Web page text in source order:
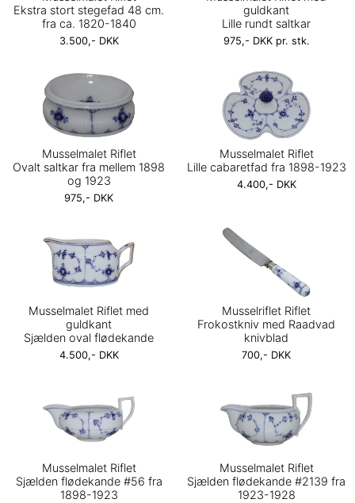
Ekstra stort stegefad 48 cm.
fra ca. 1820-1840
3.500,- DKK
guldkant
Lille rundt saltkar
975,- DKK pr. stk.
Musselmalet Riflet
Ovalt saltkar fra mellem 1898
og 1923
975,- DKK
Musselmalet Riflet
Lille cabaretfad fra 1898-1923
4.400,- DKK
Musselmalet Riflet med
guldkant
Sjælden oval flødekande
4.500,- DKK
Musselriflet Riflet
Frokostkniv med Raadvad
knivblad
700,- DKK
Musselmalet Riflet
Sjælden flødekande #56 fra
1898-1923
Musselmalet Riflet
Sjælden flødekande #2139 fra
1923-1928